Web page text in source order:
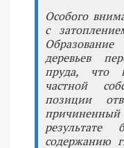
Особого
с
деревьев
пруда, что
частной
позиции
причиненный
результате
содержанию